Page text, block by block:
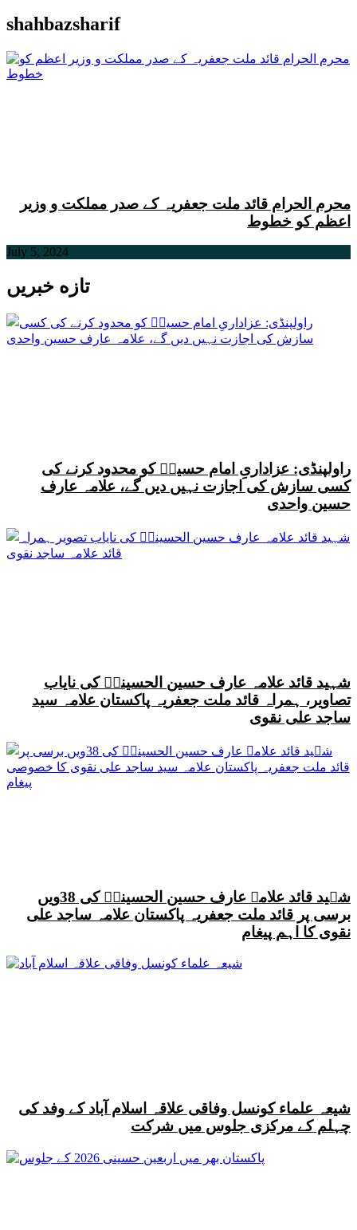
shahbazsharif
محرم الحرام قائد ملت جعفریہ کے صدر مملکت و وزیر
اعظم کو خطوط
July 5, 2024
تازه خبریں
راولپنڈی: عزاداریِ امام حسینؑ کو محدود کرنے کی
کسی سازش کی اجازت نہیں دیں گے، علامہ عارف
حسین واحدی
شہید قائد علامہ عارف حسین الحسینیؒ کی نایاب
تصاویر، ہمراہ قائد ملت جعفریہ پاکستان علامہ سید
ساجد علی نقوی
شہید قائد علامہ عارف حسین الحسینیؒ کی 38ویں
برسی پر قائد ملت جعفریہ پاکستان علامہ ساجد علی
نقوی کا اہم پیغام
شیعہ علماء کونسل وفاقی علاقہ اسلام آباد کے وفد کی
چہلم کے مرکزی جلوس میں شرکت